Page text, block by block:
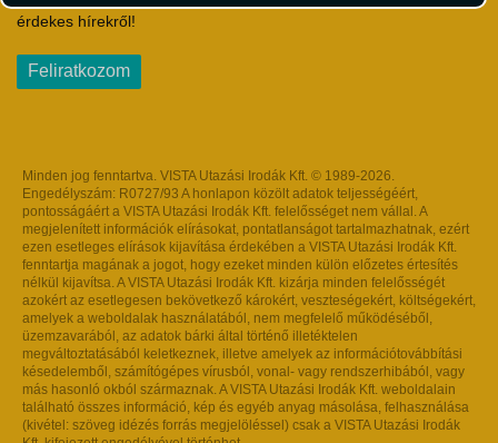
érdekes hírekről!
Feliratkozom
Minden jog fenntartva. VISTA Utazási Irodák Kft. © 1989-2026.
Engedélyszám: R0727/93 A honlapon közölt adatok teljességéért,
pontosságáért a VISTA Utazási Irodák Kft. felelősséget nem vállal. A
megjelenített információk elírásokat, pontatlanságot tartalmazhatnak, ezért
ezen esetleges elírások kijavítása érdekében a VISTA Utazási Irodák Kft.
fenntartja magának a jogot, hogy ezeket minden külön előzetes értesítés
nélkül kijavítsa. A VISTA Utazási Irodák Kft. kizárja minden felelősségét
azokért az esetlegesen bekövetkező károkért, veszteségekért, költségekért,
amelyek a weboldalak használatából, nem megfelelő működéséből,
üzemzavarából, az adatok bárki által történő illetéktelen
megváltoztatásából keletkeznek, illetve amelyek az információtovábbítási
késedelemből, számítógépes vírusból, vonal- vagy rendszerhibából, vagy
más hasonló okból származnak. A VISTA Utazási Irodák Kft. weboldalain
található összes információ, kép és egyéb anyag másolása, felhasználása
(kivétel: szöveg idézés forrás megjelöléssel) csak a VISTA Utazási Irodák